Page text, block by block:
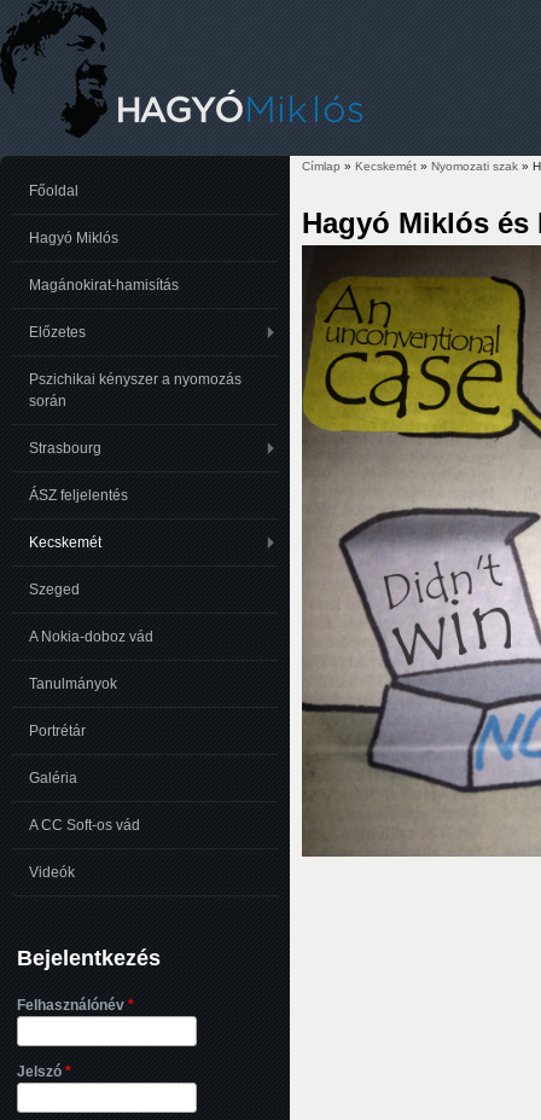
Címlap » Kecskemét » Nyomozati szak »
Hagyó Miklós
Főoldal
Hagyó Miklós
Magánokirat-hamisítás
Előzetes
Pszichikai kényszer a nyomozás
során
Strasbourg
ÁSZ feljelentés
Kecskemét
Szeged
A Nokia-doboz vád
Tanulmányok
Portrétár
Galéria
A CC Soft-os vád
Videók
Bejelentkezés
Felhasználónév *
Jelszó *